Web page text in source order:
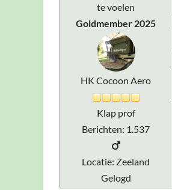
te voelen
Goldmember 2025
HK Cocoon Aero
Klap prof
Berichten: 1.537
Locatie: Zeeland
Gelogd